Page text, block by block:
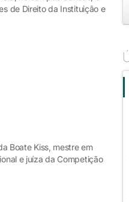
de Direito da Instituição e
Boate Kiss, mestre em
e juíza da Competição